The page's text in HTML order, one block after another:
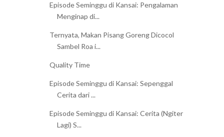
Episode Seminggu di Kansai: Pengalaman
Menginap di...
Ternyata, Makan Pisang Goreng Dicocol
Sambel Roa i...
Quality Time
Episode Seminggu di Kansai: Sepenggal
Cerita dari ...
Episode Seminggu di Kansai: Cerita (Ngiter
Lagi) S...